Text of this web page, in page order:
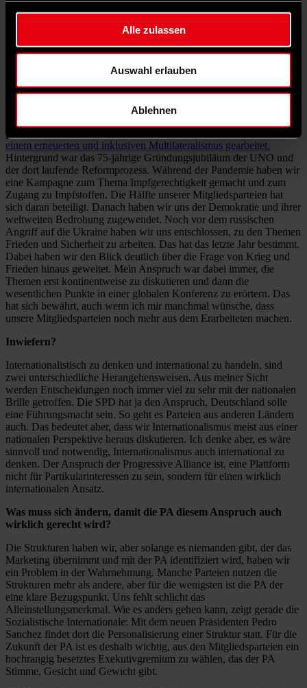
Alle zulassen
Auswahl erlauben
Ablehnen
Taufe gehoben. Es ging um eine glaubwürdige Alternative zur
Sozialistischen Internationale.
Zur PA gehörten mittlerweile 120 Parteien auf allen
Als ich die Progressive Alliance 2020 als Koordinator übernommen
habe, waren wir mit den Folgen der Covid-19-Pandemie
konfrontiert. Das hat u.a. dazu geführt, dass wir Arbeitsformen
programmatische Schwerpunkte zu setzen.
einem erneuerten und inklusiven Multilateralismus gearbeitet.
Hintergrund war das 75-jährige Gründungsjubiläum der UNO und
der dort laufende Reformprozess. Während der Pandemie haben wir
eine Kampagne zum Thema Impfgerechtigkeit gemacht und zum
Zugang zu Impfstoffen. Die Hälfte unserer Mitgliedsparteien hat
sich daran beteiligt. Danach haben wir uns der Demokratie und ihrer
weltweiten Bedrohung zugewendet. Noch vor dem russischen
Angriff auf die Ukraine haben wir uns entschlossen, zu den Themen
Frieden und Sicherheit zu arbeiten. Das hat das letzte Jahr bestimmt.
Dabei haben wir den Blick deutlich über die Frage von Krieg und
Frieden hinaus geweitet. Mein Anspruch war dabei immer, die
Themen erst kontinentweise zu diskutieren und dann die
wesentlichen Punkte in einer globalen Konferenz zu erörtern. Das
hat sich bewährt, auch wenn ich mir manchmal wünsche, dass
unsere Mitgliedsparteien noch mehr aus dem Erarbeiteten machen.
Inwiefern?
Internationalistisch zu denken und international zu handeln, sind
zwei unterschiedliche Herangehensweisen. Aus meiner Sicht
werden Entscheidungen noch immer viel zu sehr mit der nationalen
Brille getroffen. Die SPD hat ja den Anspruch, Deutschland solle
eine Führungsmacht sein. So geht es Parteien aus anderen Ländern
auch. Das bedeutet aber, dass wir Internationalismus meist aus einer
nationalen Perspektive heraus diskutieren. Ich denke aber, es wäre
sinnvoll und notwendig, Internationalismus auch international zu
denken. Der Anspruch der Progressive Alliance ist, eine Plattform
nicht für Partikularinteressen zu sein, sondern für einen wirklich
internationalen Ansatz.
Was muss sich ändern, damit die PA diesem Anspruch auch
wirklich gerecht wird?
Die Strukturen haben wir, aber solange es niemanden gibt, der das
Marketing übernimmt und mit der PA identifiziert wird, haben wir
ein Problem in der Wahrnehmung. Manche Parteien nutzen die
Strukturen mehr als andere, aber für die wenigsten ist die PA der
eine klare Bezugspunkt. Uns fehlt schlicht das
Alleinstellungsmerkmal. Wie es anders gehen kann, zeigt gerade die
Sozialistische Internationale: Mit dem neuen Präsidenten Pedro
Sanchez findet dort die Personalisierung einer Struktur statt. Für die
Zukunft der PA ist es deshalb wichtig, aus den Mitgliedsparteien ein
hochrangig besetztes Exekutivgremium zu wählen, das der PA
Stimme, Gesicht und Gewicht gibt.